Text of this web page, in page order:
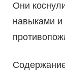
Они
навыками и